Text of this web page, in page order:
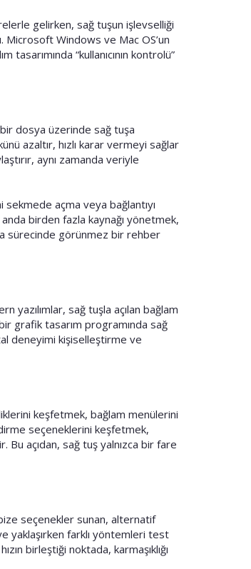
gelirken, sağ tuşun işlevselliği
Microsoft Windows ve Mac OS’un
“kullanıcının kontrolü”
dosya üzerinde sağ tuşa
azaltır, hızlı karar vermeyi sağlar
aynı zamanda veriyle
sekmede açma veya bağlantıyı
birden fazla kaynağı yönetmek,
sürecinde görünmez bir rehber
yazılımlar, sağ tuşla açılan bağlam
grafik tasarım programında sağ
deneyimi kişiselleştirme ve
keşfetmek, bağlam menülerini
seçeneklerini keşfetmek,
Bu açıdan, sağ tuş yalnızca bir fare
seçenekler sunan, alternatif
yaklaşırken farklı yöntemleri test
birleştiği noktada, karmaşıklığı